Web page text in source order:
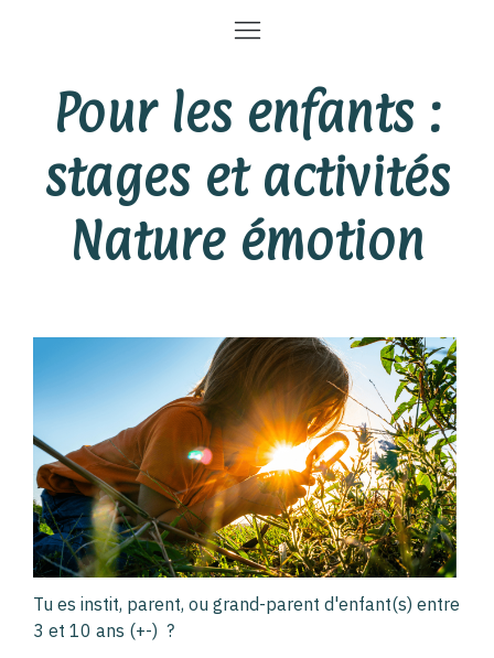
Pour les enfants :
stages et activités
Nature émotion
Tu es instit, parent, ou grand-parent d'enfant(s) entre
3 et 10 ans (+-) ?